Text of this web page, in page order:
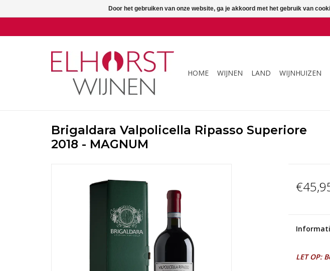
HOME WIJNEN LAND WIJNHUIZEN
Brigaldara Valpolicella Ripasso Superiore
2018 - MAGNUM
LET OP:
Door het gebruiken van onze website, ga je akkoord met het gebruik van